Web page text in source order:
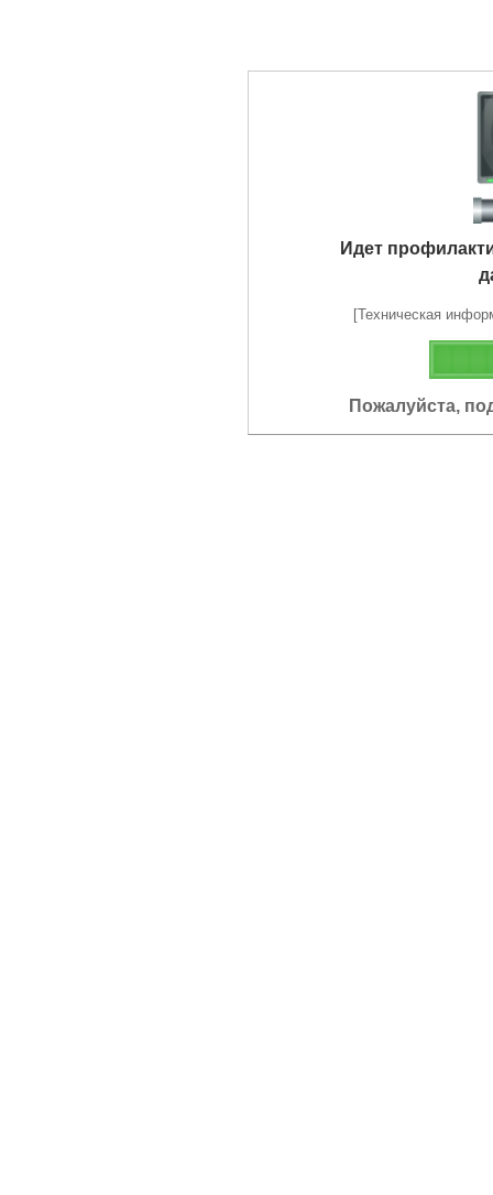
Идет
[Техническая
Пожалуйста,